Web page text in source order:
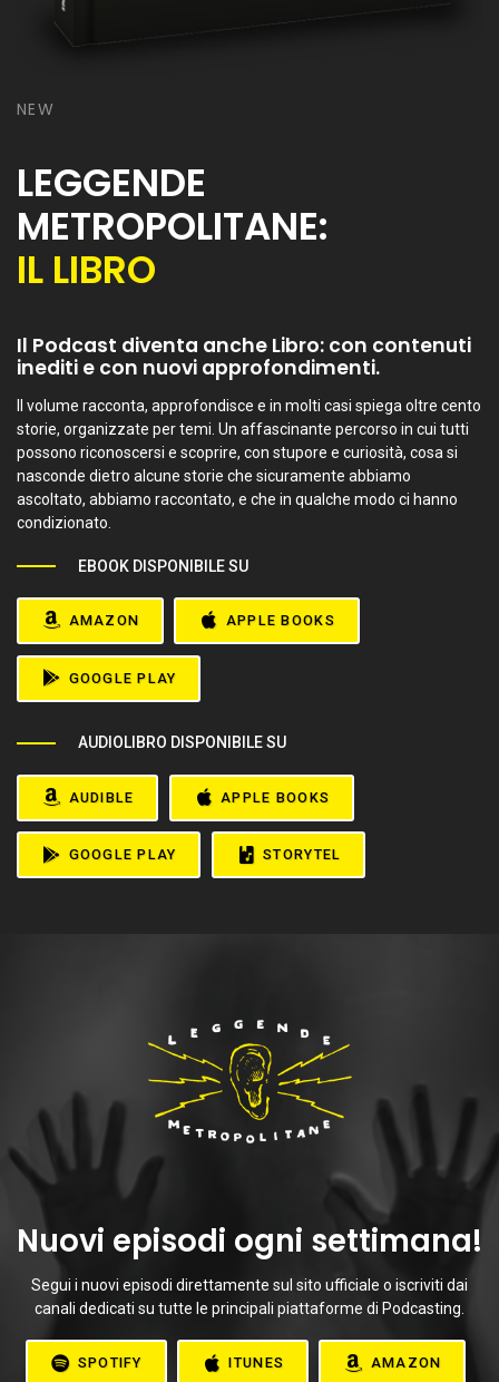
NEW
LEGGENDE
METROPOLITANE:
IL LIBRO
Il Podcast diventa anche Libro: con contenuti
inediti e con nuovi approfondimenti.
Il volume racconta, approfondisce e in molti casi spiega oltre cento
storie, organizzate per temi. Un affascinante percorso in cui tutti
possono riconoscersi e scoprire, con stupore e curiosità, cosa si
nasconde dietro alcune storie che sicuramente abbiamo
ascoltato, abbiamo raccontato, e che in qualche modo ci hanno
condizionato.
EBOOK DISPONIBILE SU
AMAZON APPLE BOOKS
GOOGLE PLAY
AUDIOLIBRO DISPONIBILE SU
AUDIBLE APPLE BOOKS
GOOGLE PLAY STORYTEL
Nuovi episodi ogni settimana!
Segui i nuovi episodi direttamente sul sito ufficiale o iscriviti dai
canali dedicati su tutte le principali piattaforme di Podcasting.
SPOTIFY ITUNES AMAZON